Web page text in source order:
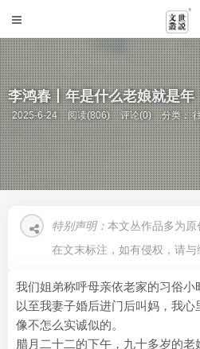
李鸿春丨年是什么老娘就是年
2025-6-24 阅读(806) 评论(0) 分类：
特别声明： 本文丛作品多为
在文末标注，如有侵权，请与
我们姐弟称呼母亲依老家的习俗小
以至我妻子婚后进门后叫妈，我
像不怎么实诚似的。
腊月二十二的下午，九十多岁的老